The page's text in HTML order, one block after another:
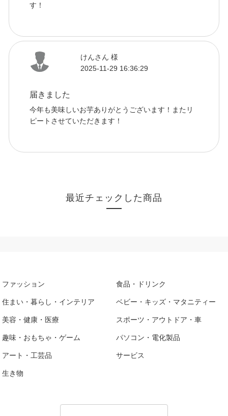
す！
けんさん 様
2025-11-29 16:36:29
届きました
今年も美味しいお芋ありがとうございます！またリ
ピートさせていただきます！
最近チェックした商品
ファッション 食品・ドリンク
住まい・暮らし・インテリア ベビー・キッズ・マタニティー
美容・健康・医療 スポーツ・アウトドア・車
趣味・おもちゃ・ゲーム パソコン・電化製品
アート・工芸品 サービス
生き物